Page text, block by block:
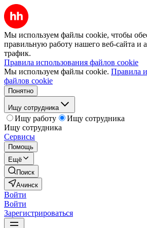
Мы используем файлы cookie, чтобы
правильную работу нашего веб-сайта и
трафик.
Правила использования файлов cookie
Мы используем файлы cookie. Правила
файлов cookie
Понятно
Ищу сотрудника
Ищу работу
Ищу сотрудника
Ищу сотрудника
Сервисы
Помощь
Ещё
Поиск
Ачинск
Войти
Войти
Зарегистрироваться